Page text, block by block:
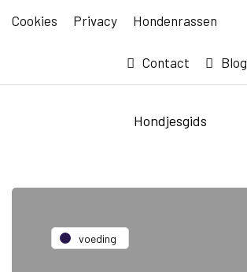
Cookies Privacy Hondenrassen
Blog
Contact
Hondjesgids
voeding